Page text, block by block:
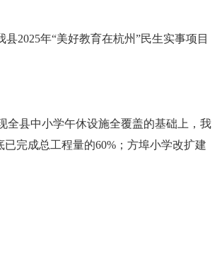
2025年“美好教育在杭州”民生实事项目
全县中小学午休设施全覆盖的基础上，我
完成总工程量的60%；方埠小学改扩建